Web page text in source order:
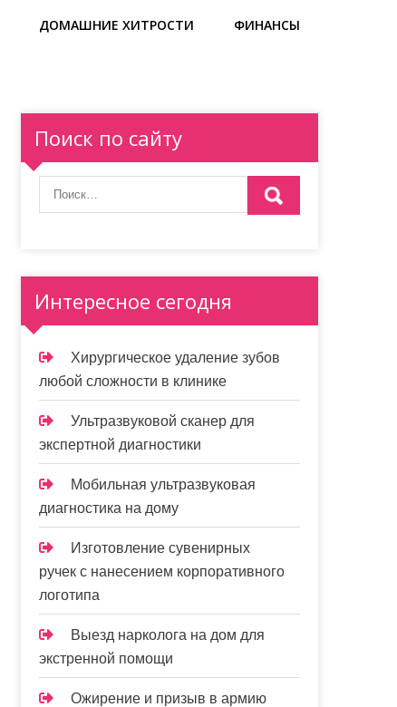
ДОМАШНИЕ ХИТРОСТИ ФИНАНСЫ
Поиск по сайту
Интересное сегодня
Хирургическое удаление зубов
любой сложности в клинике
Ультразвуковой сканер для
экспертной диагностики
Мобильная ультразвуковая
диагностика на дому
Изготовление сувенирных
ручек с нанесением корпоративного
логотипа
Выезд нарколога на дом для
экстренной помощи
Ожирение и призыв в армию